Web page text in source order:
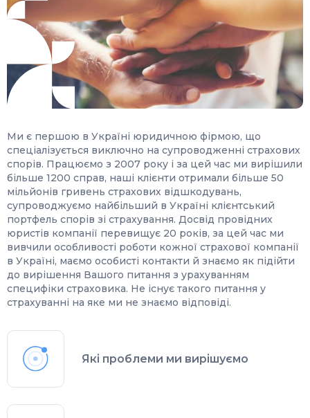
Ми є першою в Україні юридичною фірмою, що
спеціалізується виключно на супроводженні страхових
спорів. Працюємо з 2007 року і за цей час ми вирішили
більше 1200 справ, наші клієнти отримали більше 50
мільйонів гривень страхових відшкодувань,
супроводжуємо найбільший в Україні клієнтський
портфель спорів зі страхування. Досвід провідних
юристів компанії перевищує 20 років, за цей час ми
вивчили особливості роботи кожної страхової компанії
в Україні, маємо особисті контакти й знаємо як підійти
до вирішення Вашого питання з урахуванням
специфіки страховика. Не існує такого питання у
страхуванні на яке ми не знаємо відповіді.
Які проблеми ми вирішуємо